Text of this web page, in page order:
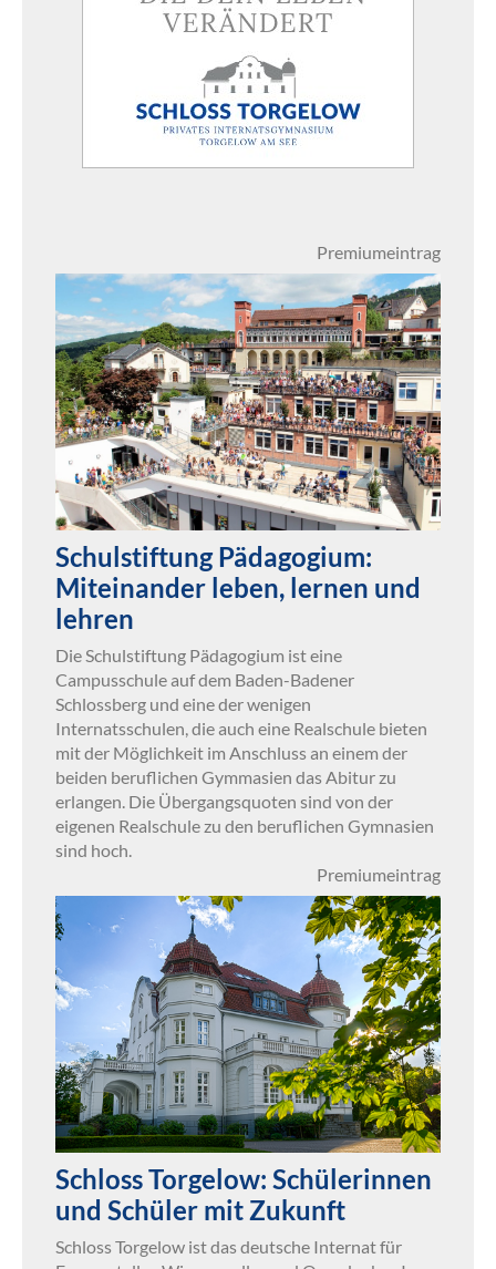
Premiumeintrag
Schulstiftung Pädagogium:
Miteinander leben, lernen und
lehren
Die Schulstiftung Pädagogium ist eine
Campusschule auf dem Baden-Badener
Schlossberg und eine der wenigen
Internatsschulen, die auch eine Realschule bieten
mit der Möglichkeit im Anschluss an einem der
beiden beruflichen Gymmasien das Abitur zu
erlangen. Die Übergangsquoten sind von der
eigenen Realschule zu den beruflichen Gymnasien
sind hoch.
Premiumeintrag
Schloss Torgelow: Schülerinnen
und Schüler mit Zukunft
Schloss Torgelow ist das deutsche Internat für